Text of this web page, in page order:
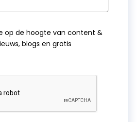
op de hoogte van content &
blogs en gratis